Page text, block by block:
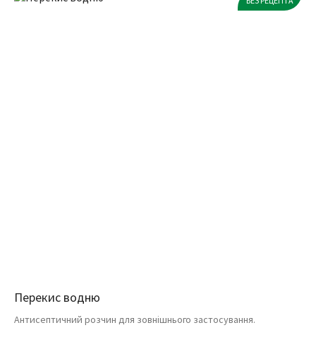
Перекис водню
Антисептичний розчин для зовнішнього застосування.